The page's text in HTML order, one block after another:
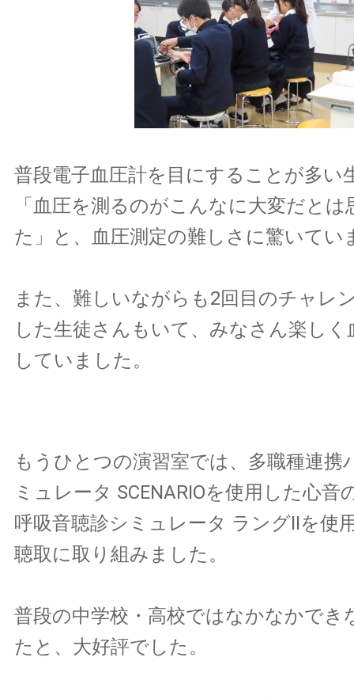
普段電子血圧計を目にすることが多い
「血圧を測るのがこんなに大変だと
た」と、血圧測定の難しさに驚いてい
また、難しいながらも2回目のチャレ
した生徒さんもいて、みなさん楽しく
していました。
もうひとつの演習室では、多職種連携
ミュレータ SCENARIOを使用した心音
呼吸音聴診シミュレータ ラングⅡを使
聴取に取り組みました。
普段の中学校・高校ではなかなかでき
たと、大好評でした。